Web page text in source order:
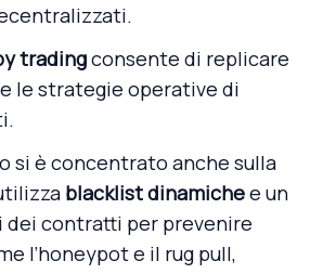
tradingconsente di replicare
le strategie operative di
si è concentrato anche sulla
blacklist dinamichee un
dei contratti per prevenire
l’honeypot e il rug pull,